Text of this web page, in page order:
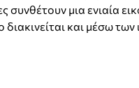
συνθέτουν μια ενιαία
και μέσω